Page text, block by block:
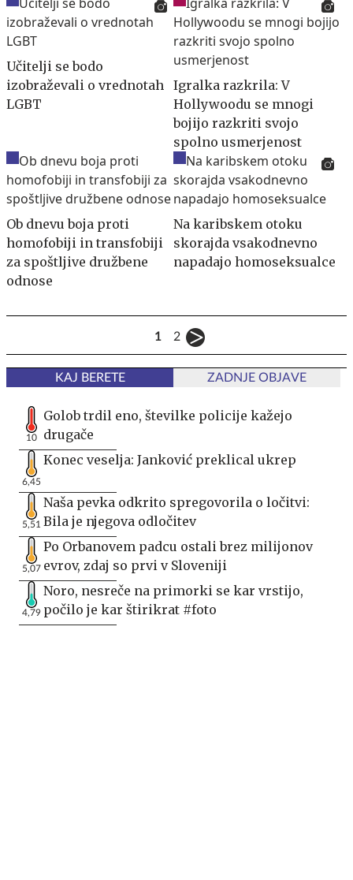
Učitelji se bodo
izobraževali o vrednotah
LGBT
Igralka razkrila: V
Hollywoodu se mnogi
bojijo razkriti svojo
spolno usmerjenost
Ob dnevu boja proti
homofobiji in transfobiji
za spoštljive družbene
odnose
Na karibskem otoku
skorajda vsakodnevno
napadajo homoseksualce
1 2
KAJ BERETE ZADNJE OBJAVE
10
Golob trdil eno, številke policije kažejo
drugače
6,45
Konec veselja: Janković preklical ukrep
5,51
Naša pevka odkrito spregovorila o ločitvi:
Bila je njegova odločitev
5,07
Po Orbanovem padcu ostali brez milijonov
evrov, zdaj so prvi v Sloveniji
4,79
Noro, nesreče na primorki se kar vrstijo,
počilo je kar štirikrat #foto